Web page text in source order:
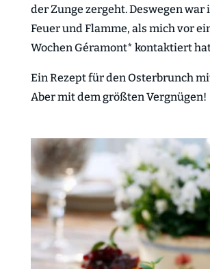
der Zunge zergeht. Deswegen war
Feuer und Flamme, als mich vor
Wochen Géramont* kontaktiert
Ein Rezept für den Osterbrunch
Aber mit dem größten Vergnügen!